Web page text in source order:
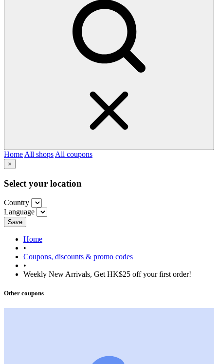
Home All shops All coupons
×
Select your location
Country
Language
Save
Home
•
Coupons, discounts & promo codes
•
Weekly New Arrivals, Get HK$25 off your first order!
Other coupons